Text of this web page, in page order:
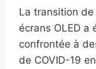
La transition de
écrans OLED a
confrontée à
de COVID-19